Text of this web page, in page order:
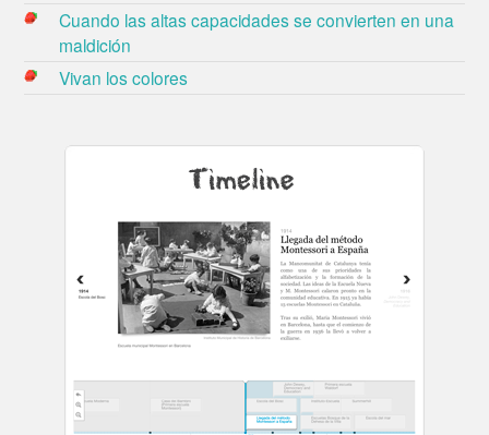
Cuando las altas capacidades se convierten en una
maldición
Vivan los colores